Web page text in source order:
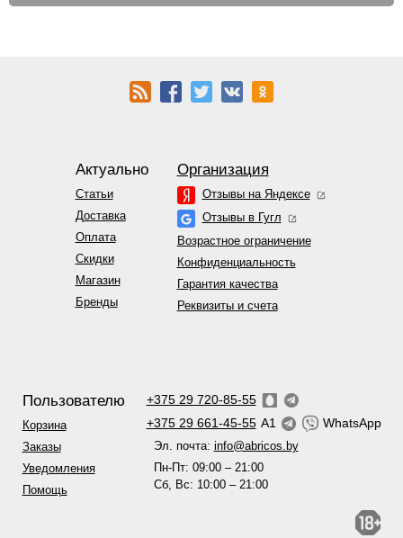
Актуально
Статьи
Доставка
Оплата
Скидки
Магазин
Бренды
Организация
Отзывы на Яндексе
Отзывы в Гугл
Возрастное ограничение
Конфиденциальность
Гарантия качества
Реквизиты и счета
Пользователю
Корзина
Заказы
Уведомления
Помощь
+375 29 720-85-55
+375 29 661-45-55 A1 WhatsApp
Эл. почта: info@abricos.by
Пн-Пт: 09:00 – 21:00
Сб, Вс: 10:00 – 21:00